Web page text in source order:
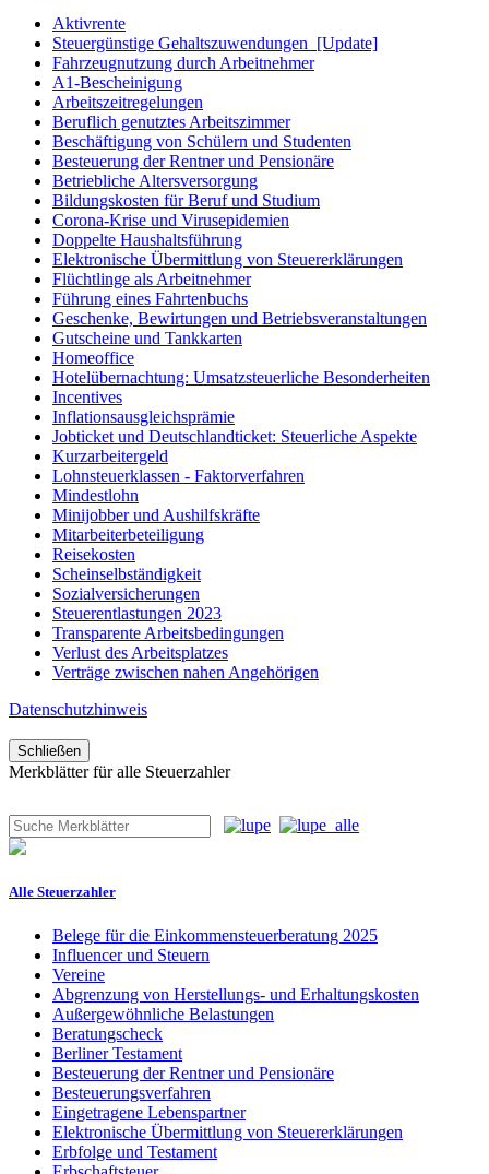
Aktivrente
Steuergünstige Gehaltszuwendungen [Update]
Fahrzeugnutzung durch Arbeitnehmer
A1-Bescheinigung
Arbeitszeitregelungen
Beruflich genutztes Arbeitszimmer
Beschäftigung von Schülern und Studenten
Besteuerung der Rentner und Pensionäre
Betriebliche Altersversorgung
Bildungskosten für Beruf und Studium
Corona-Krise und Virusepidemien
Doppelte Haushaltsführung
Elektronische Übermittlung von Steuererklärungen
Flüchtlinge als Arbeitnehmer
Führung eines Fahrtenbuchs
Geschenke, Bewirtungen und Betriebsveranstaltungen
Gutscheine und Tankkarten
Homeoffice
Hotelübernachtung: Umsatzsteuerliche Besonderheiten
Incentives
Inflationsausgleichsprämie
Jobticket und Deutschlandticket: Steuerliche Aspekte
Kurzarbeitergeld
Lohnsteuerklassen - Faktorverfahren
Mindestlohn
Minijobber und Aushilfskräfte
Mitarbeiterbeteiligung
Reisekosten
Scheinselbständigkeit
Sozialversicherungen
Steuerentlastungen 2023
Transparente Arbeitsbedingungen
Verlust des Arbeitsplatzes
Verträge zwischen nahen Angehörigen
Datenschutzhinweis
Schließen
Merkblätter für alle Steuerzahler
Alle Steuerzahler
Belege für die Einkommensteuerberatung 2025
Influencer und Steuern
Vereine
Abgrenzung von Herstellungs- und Erhaltungskosten
Außergewöhnliche Belastungen
Beratungscheck
Berliner Testament
Besteuerung der Rentner und Pensionäre
Besteuerungsverfahren
Eingetragene Lebenspartner
Elektronische Übermittlung von Steuererklärungen
Erbfolge und Testament